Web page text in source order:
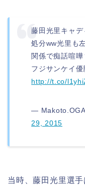
藤田光里キャ
処分ww光里も
関係で痴話喧嘩
フジサンケイ
http://t.co/
—
29, 2015
当時、藤田光里選